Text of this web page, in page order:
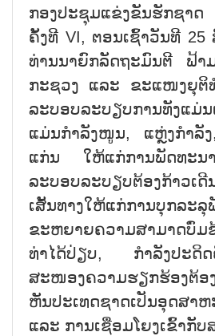
ກອງປະຊຸມແຂ່ງຂັນຮັກຊ
ຄັ້ງທີ VI, ຕອນເຊົ້າວັນທີ 25
ທ່ານນາຍົກລັດຖະມົນຕີ ຟ້າ
ກະຊວງ ແລະ ຂະແໜງຍຸຕິ
ລະບອບລະບຽບການທັງແ
ແມ່ນກຳລັງໜູນ, ແຫຼ່ງກຳລັ
ແກ່ນ ໃຫ້ແກ່ການພັດທະນາ
ລະບອບລະບຽບຕ້ອງກ້າ
ເສັ້ນທາງໃຫ້ແກ່ການບຸກລ
ຂະຫຍາຍຄວາມສາມາດບົ່ມ
ທ່າໄດ້ປ່ຽບ, ກຳລັງປະດິ
ສະໜອງຄວາມຮຽກຮ້ອງຕ້ອ
ຫັນປະເທດຊາດເປັນອຸດສ
ແລະ ການເຊື່ອມໂຍງເຂົ້າກັບ